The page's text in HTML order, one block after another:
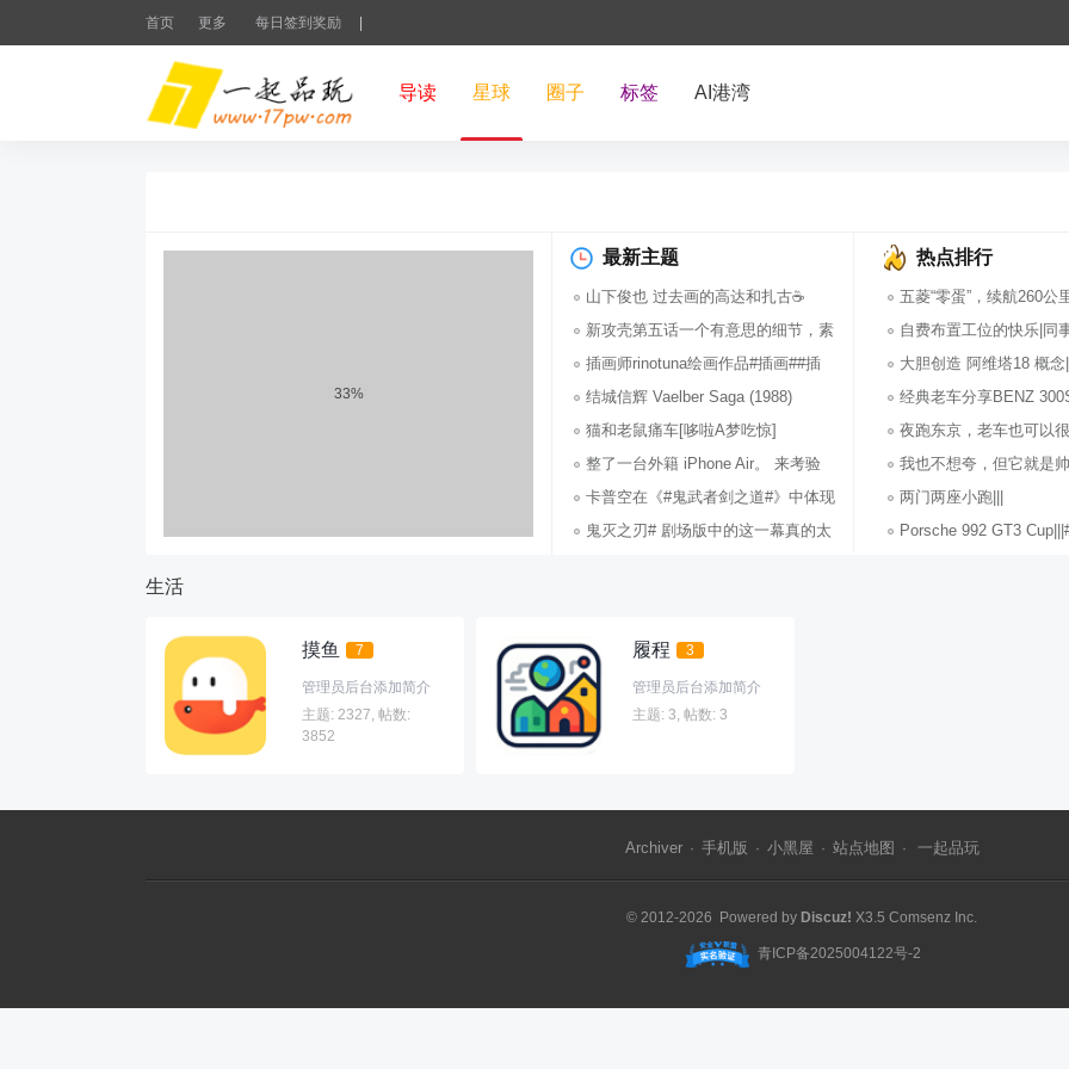
首页 更多 每日签到奖励
导读 星球 圈子 标签 AI港湾
33%
最新主题
山下俊也 过去画的高达和扎古☕️ ​​​
新攻壳第五话一个有意思的细节，素
子在拆封
插画师rinotuna绘画作品#插画##插
画艺术#
结城信辉 Vaelber Saga (1988) ​​​
猫和老鼠痛车[哆啦A梦吃惊]
整了一台外籍 iPhone Air。 来考验
一下
卡普空在《#鬼武者剑之道#》中体现
了另一种
鬼灭之刃# 剧场版中的这一幕真的太
热点排行
五菱“零蛋”，续航260公
1.2万元。
自费布置工位的快乐|同
不是傻呀？
大胆创造 阿维塔18 概念||
经典老车分享BENZ
Gullwing|||#老爷
夜跑东京，老车也可以很
我也不想夸，但它就是
拉利
两门两座小跑|||
Porsche 992 GT3
生活
摸鱼 7
管理员后台添加简介
主题: 2327, 帖数:
3852
履程 3
管理员后台添加简介
主题: 3, 帖数: 3
Archiver · 手机版 · 小黑屋 · 站点地图 · 一起品玩
© 2012-2026 Powered by Discuz! X3.5 Comsenz Inc.
青ICP备2025004122号-2